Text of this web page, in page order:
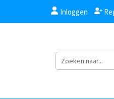
Inloggen